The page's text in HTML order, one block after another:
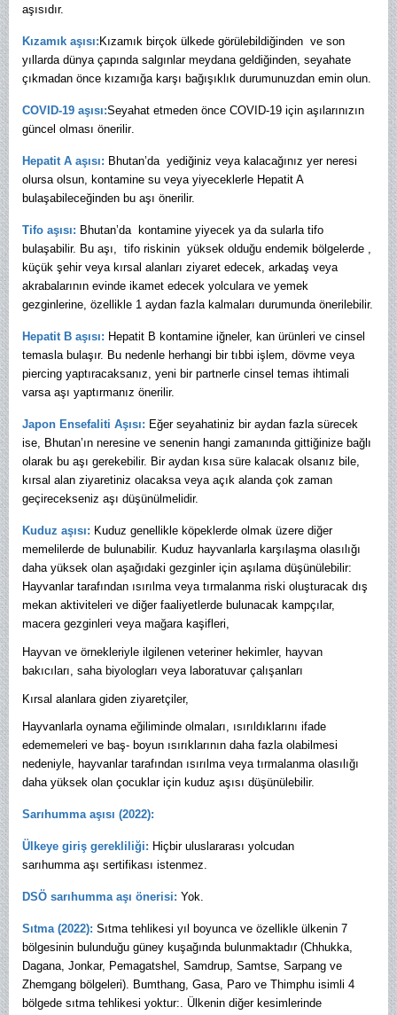
aşısıdır.
Kızamık aşısı: Kızamık birçok ülkede görülebildiğinden ve son
yıllarda dünya çapında salgınlar meydana geldiğinden, seyahate
çıkmadan önce kızamığa karşı bağışıklık durumunuzdan emin olun.
COVID-19 aşısı:Seyahat etmeden önce COVID-19 için aşılarınızın
güncel olması önerilir.
Hepatit A aşısı: Bhutan’da yediğiniz veya kalacağınız yer neresi
olursa olsun, kontamine su veya yiyeceklerle Hepatit A
bulaşabileceğinden bu aşı önerilir.
Tifo aşısı: Bhutan’da kontamine yiyecek ya da sularla tifo
bulaşabilir. Bu aşı, tifo riskinin yüksek olduğu endemik bölgelerde ,
küçük şehir veya kırsal alanları ziyaret edecek, arkadaş veya
akrabalarının evinde ikamet edecek yolculara ve yemek
gezginlerine, özellikle 1 aydan fazla kalmaları durumunda önerilebilir.
Hepatit B aşısı: Hepatit B kontamine iğneler, kan ürünleri ve cinsel
temasla bulaşır. Bu nedenle herhangi bir tıbbi işlem, dövme veya
piercing yaptıracaksanız, yeni bir partnerle cinsel temas ihtimali
varsa aşı yaptırmanız önerilir.
Japon Ensefaliti Aşısı: Eğer seyahatiniz bir aydan fazla sürecek
ise, Bhutan’ın neresine ve senenin hangi zamanında gittiğinize bağlı
olarak bu aşı gerekebilir. Bir aydan kısa süre kalacak olsanız bile,
kırsal alan ziyaretiniz olacaksa veya açık alanda çok zaman
geçirecekseniz aşı düşünülmelidir.
Kuduz aşısı: Kuduz genellikle köpeklerde olmak üzere diğer
memelilerde de bulunabilir. Kuduz hayvanlarla karşılaşma olasılığı
daha yüksek olan aşağıdaki gezginler için aşılama düşünülebilir:
Hayvanlar tarafından ısırılma veya tırmalanma riski oluşturacak dış
mekan aktiviteleri ve diğer faaliyetlerde bulunacak kampçılar,
macera gezginleri veya mağara kaşifleri,
Hayvan ve örnekleriyle ilgilenen veteriner hekimler, hayvan
bakıcıları, saha biyologları veya laboratuvar çalışanları
Kırsal alanlara giden ziyaretçiler,
Hayvanlarla oynama eğiliminde olmaları, ısırıldıklarını ifade
edememeleri ve baş- boyun ısırıklarının daha fazla olabilmesi
nedeniyle, hayvanlar tarafından ısırılma veya tırmalanma olasılığı
daha yüksek olan çocuklar için kuduz aşısı düşünülebilir.
Sarıhumma aşısı (2022):
Ülkeye giriş gerekliliği: Hiçbir uluslararası yolcudan
sarıhumma aşı sertifikası istenmez.
DSÖ sarıhumma aşı önerisi: Yok.
Sıtma (2022): Sıtma tehlikesi yıl boyunca ve özellikle ülkenin 7
bölgesinin bulunduğu güney kuşağında bulunmaktadır (Chhukka,
Dagana, Jonkar, Pemagatshel, Samdrup, Samtse, Sarpang ve
Zhemgang bölgeleri). Bumthang, Gasa, Paro ve Thimphu isimli 4
bölgede sıtma tehlikesi yoktur:. Ülkenin diğer kesimlerinde